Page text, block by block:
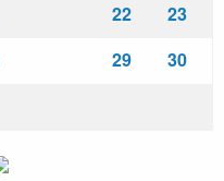
22
23
29
30